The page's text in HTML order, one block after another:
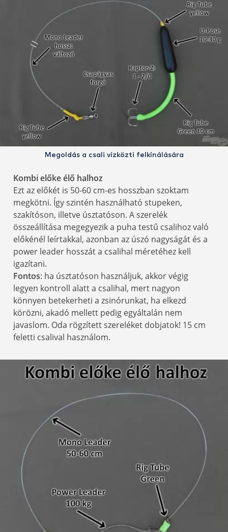
Megoldás a csali vízközti felkínálására
Kombi előke élő halhoz
Ezt az előkét is 50-60 cm-es hosszban szoktam
megkötni. Így szintén használható stupeken,
szakítóson, illetve úsztatóson. A szerelék
összeállítása megegyezik a puha testű csalihoz való
előkénél leírtakkal, azonban az úszó nagyságát és a
power leader hosszát a csalihal méretéhez kell
igazítani.
Fontos: ha úsztatóson használjuk, akkor végig
legyen kontroll alatt a csalihal, mert nagyon
könnyen betekerheti a zsinórunkat, ha elkezd
körözni, akadó mellett pedig egyáltalán nem
javaslom. Oda rögzített szereléket dobjatok! 15 cm
feletti csalival használom.